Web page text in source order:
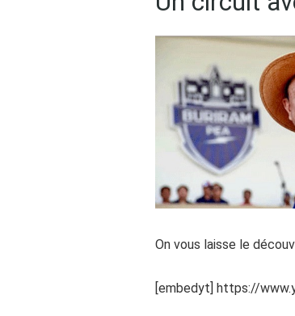
On vous laisse le
[embedyt] https://